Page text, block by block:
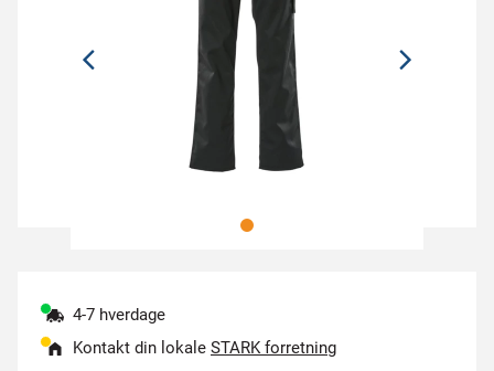
4-7 hverdage
Kontakt din lokale STARK forretning